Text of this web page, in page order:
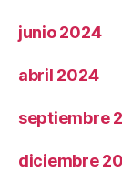
junio 2024
abril 2024
septiembre
diciembre